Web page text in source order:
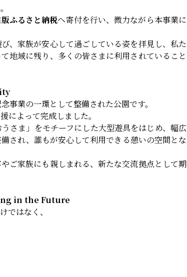
ふるさと納税へ寄付を行い、微力ながら本事業に
、家族が安心して過ごしている姿を拝見し、私た
地域に残り、多くの皆さまに利用されていること
事業の一環として整備された公園です。
によって完成しました。
さま」をモチーフにした大型遊具をはじめ、幅広
され、誰もが安心して利用できる憩いの空間とな
ご家族にも親しまれる、新たな交流拠点として期
in the Future
ではなく、